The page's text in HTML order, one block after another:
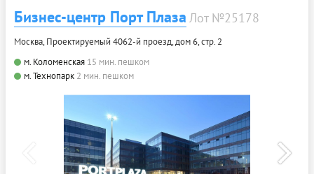
Бизнес-центр Порт Плаза Лот №25178
Москва, Проектируемый 4062-й проезд, дом 6, стр. 2
м. Коломенская 15 мин. пешком
м. Технопарк 2 мин. пешком